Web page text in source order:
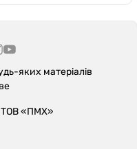
яких матеріалів
ТОВ «ПМХ»